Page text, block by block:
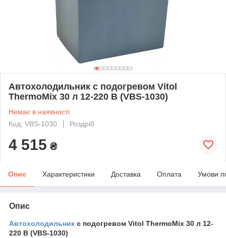
Автохолодильник с подогревом Vitol
ThermoMix 30 л 12-220 В (VBS-1030)
Немає в наявності
Код: VBS-1030
Роздріб
4 515 ₴
Опис Характеристики Доставка Оплата Умови
Опис
Автохолодильник с подогревом Vitol ThermoMix 30 л 12-
220 В (VBS-1030)